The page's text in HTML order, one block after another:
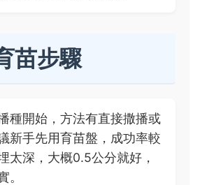
苗步驟
種開始，方法有直接撒播或
新手先用育苗盤，成功率較
太深，大概0.5公分就好，
。